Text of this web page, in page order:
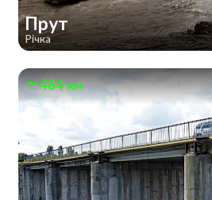
Прут
Річка
484 км